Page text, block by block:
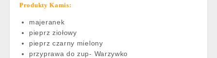
Produkty Kamis:
majeranek
pieprz ziołowy
pieprz czarny mielony
przyprawa do zup- Warzywko